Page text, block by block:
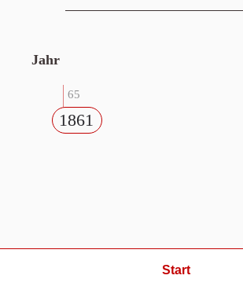
Jahr
65
1861
Start